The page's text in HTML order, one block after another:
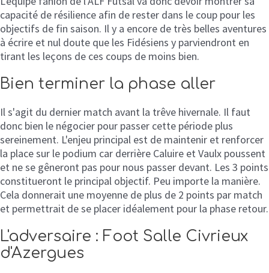
capacité de résilience afin de rester dans le coup pour les
objectifs de fin saison. Il y a encore de très belles aventures
à écrire et nul doute que les Fidésiens y parviendront en
tirant les leçons de ces coups de moins bien.
Bien terminer la phase aller
Il s'agit du dernier match avant la trêve hivernale. Il faut
donc bien le négocier pour passer cette période plus
sereinement. L'enjeu principal est de maintenir et renforcer
la place sur le podium car derrière Caluire et Vaulx poussent
et ne se gêneront pas pour nous passer devant. Les 3 points
constitueront le principal objectif. Peu importe la manière.
Cela donnerait une moyenne de plus de 2 points par match
et permettrait de se placer idéalement pour la phase retour.
L'adversaire : Foot Salle Civrieux
d'Azergues